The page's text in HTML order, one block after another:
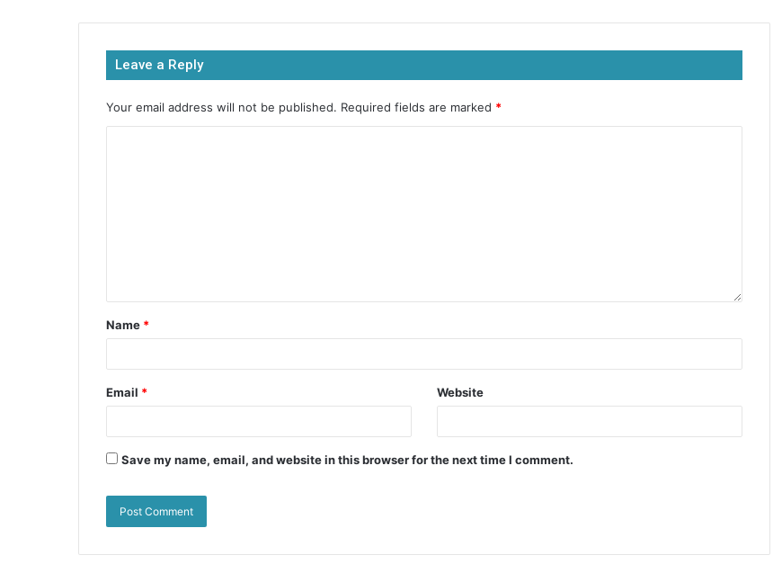
e
b
o
o
k
er s
A
p
p
s
e
n
g
er
e
Leave a Reply
Your email address will not be published. Required fields are marked *
Name *
Email * Website
Save my name, email, and website in this browser for the next time I comment.